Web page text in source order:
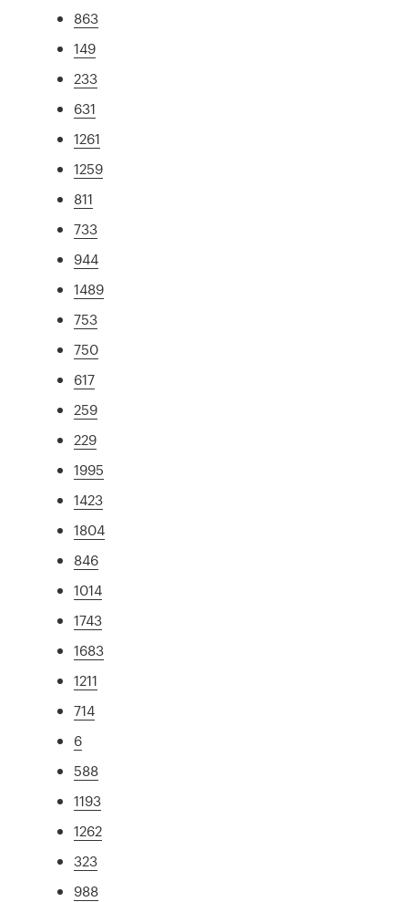
863
149
233
631
1261
1259
811
733
944
1489
753
750
617
259
229
1995
1423
1804
846
1014
1743
1683
1211
714
6
588
1193
1262
323
988